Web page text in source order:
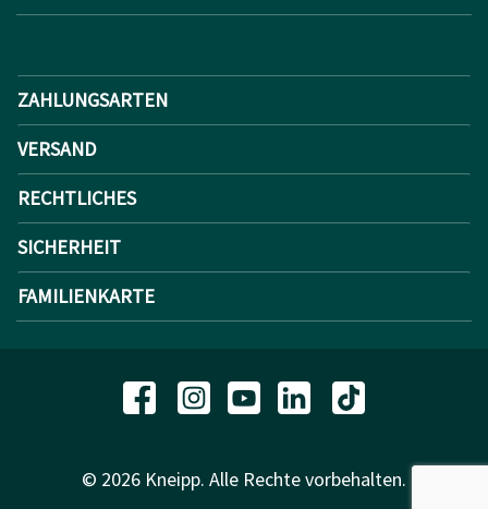
ZAHLUNGSARTEN
VERSAND
RECHTLICHES
SICHERHEIT
FAMILIENKARTE
© 2026 Kneipp. Alle Rechte vorbehalten.